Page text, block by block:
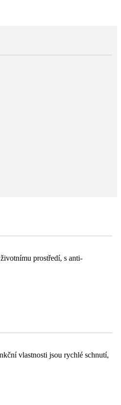
prostředí, s anti-
vlastnosti jsou rychlé schnutí,